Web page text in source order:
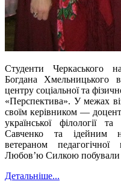
Студенти Черкаського
Богдана Хмельницького
центру соціальної та
«Перспектива». У межах
своїм керівником —
української філології
Савченко та ідейним
ветераном
Любов’ю Силкою побували
Детальніше...